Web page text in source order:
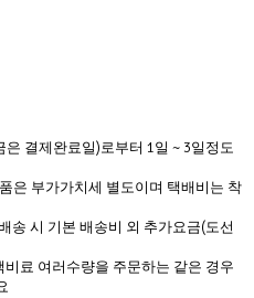
결제완료일)로부터 1일 ~ 3일정도
은 부가가치세 별도이며 택배비는 착
송 시 기본 배송비 외 추가요금(도선
료 여러수량을 주문하는 같은 경우